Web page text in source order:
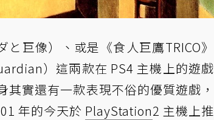
巨像）、或是《食人巨鷹TRICO》
）這兩款在 PS4 主機上的遊戲
實還有一款表現不俗的優質遊戲，
年的今天於 PlayStation2 主機上推